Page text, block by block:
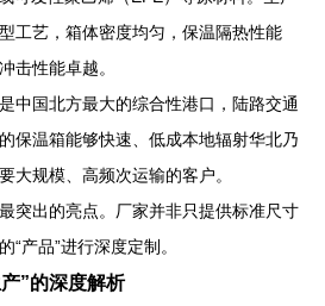
工艺，箱体密度均匀，保温隔热性能
击性能卓越。
中国北方最大的综合性港口，陆路交通
保温箱能够快速、低成本地辐射华北乃
大规模、高频次运输的客户。
最突出的亮点。厂家并非只提供标准尺寸
“产品”进行深度定制。
”的深度解析